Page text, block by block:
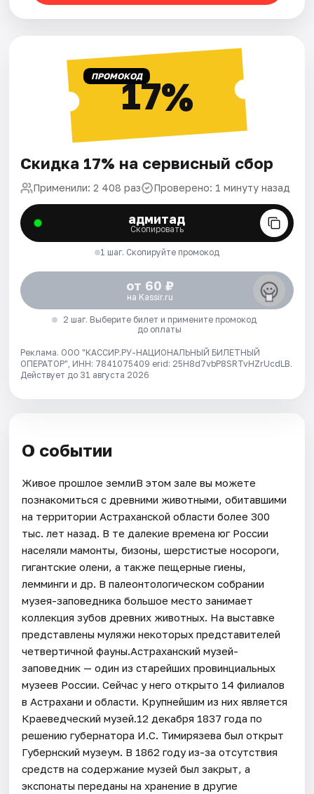
ПРОМОКОД17%
Скидка 17% на сервисный сбор
Применили: 2 408 раз Проверено: 1 минуту назад
адмитад
Скопировать
1 шаг. Скопируйте промокод
от 60 ₽
на Kassir.ru
2 шаг. Выберите билет и примените промокод
до оплаты
Реклама. ООО "КАССИР.РУ-НАЦИОНАЛЬНЫЙ БИЛЕТНЫЙ
ОПЕРАТОР", ИНН: 7841075409 erid: 25H8d7vbP8SRTvHZrUcdLB.
Действует до 31 августа 2026
О событии
Живое прошлое землиВ этом зале вы можете
познакомиться с древними животными, обитавшими
на территории Астраханской области более 300
тыс. лет назад. В те далекие времена юг России
населяли мамонты, бизоны, шерстистые носороги,
гигантские олени, а также пещерные гиены,
лемминги и др. В палеонтологическом собрании
музея-заповедника большое место занимает
коллекция зубов древних животных. На выставке
представлены муляжи некоторых представителей
четвертичной фауны.Астраханский музей-
заповедник — один из старейших провинциальных
музеев России. Сейчас у него открыто 14 филиалов
в Астрахани и области. Крупнейшим из них является
Краеведческий музей.12 декабря 1837 года по
решению губернатора И.С. Тимирязева был открыт
Губернский музеум. В 1862 году из-за отсутствия
средств на содержание музей был закрыт, а
экспонаты переданы на хранение в другие